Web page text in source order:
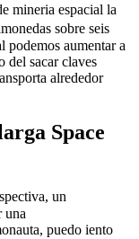
mineria espacial la
sobre seis
podemos aumentar a
del sacar claves
alrededor
Space
un
una
puedo iento